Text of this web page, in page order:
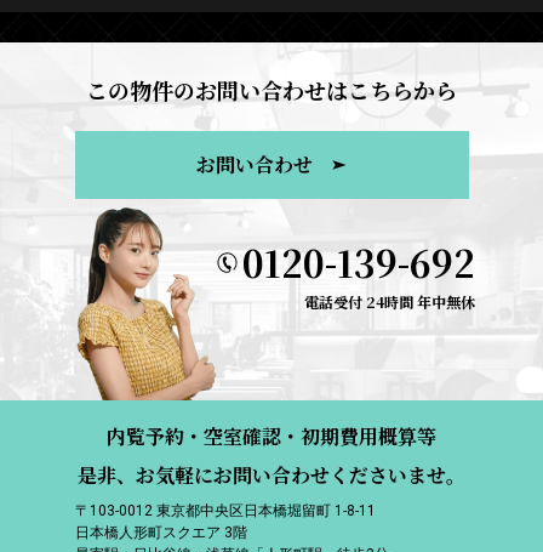
この物件のお問い合わせはこちらから
お問い合わせ
0120-139-692
電話受付 24時間 年中無休
内覧予約・空室確認・初期費用概算等
是非、お気軽にお問い合わせくださいませ。
〒103-0012 東京都中央区日本橋堀留町 1-8-11
日本橋人形町スクエア 3階